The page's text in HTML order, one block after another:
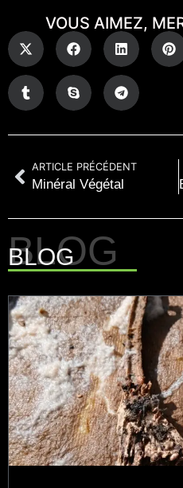
VOUS AIMEZ,
ARTICLE PRÉCÉDENT
Minéral Végétal
BLOG